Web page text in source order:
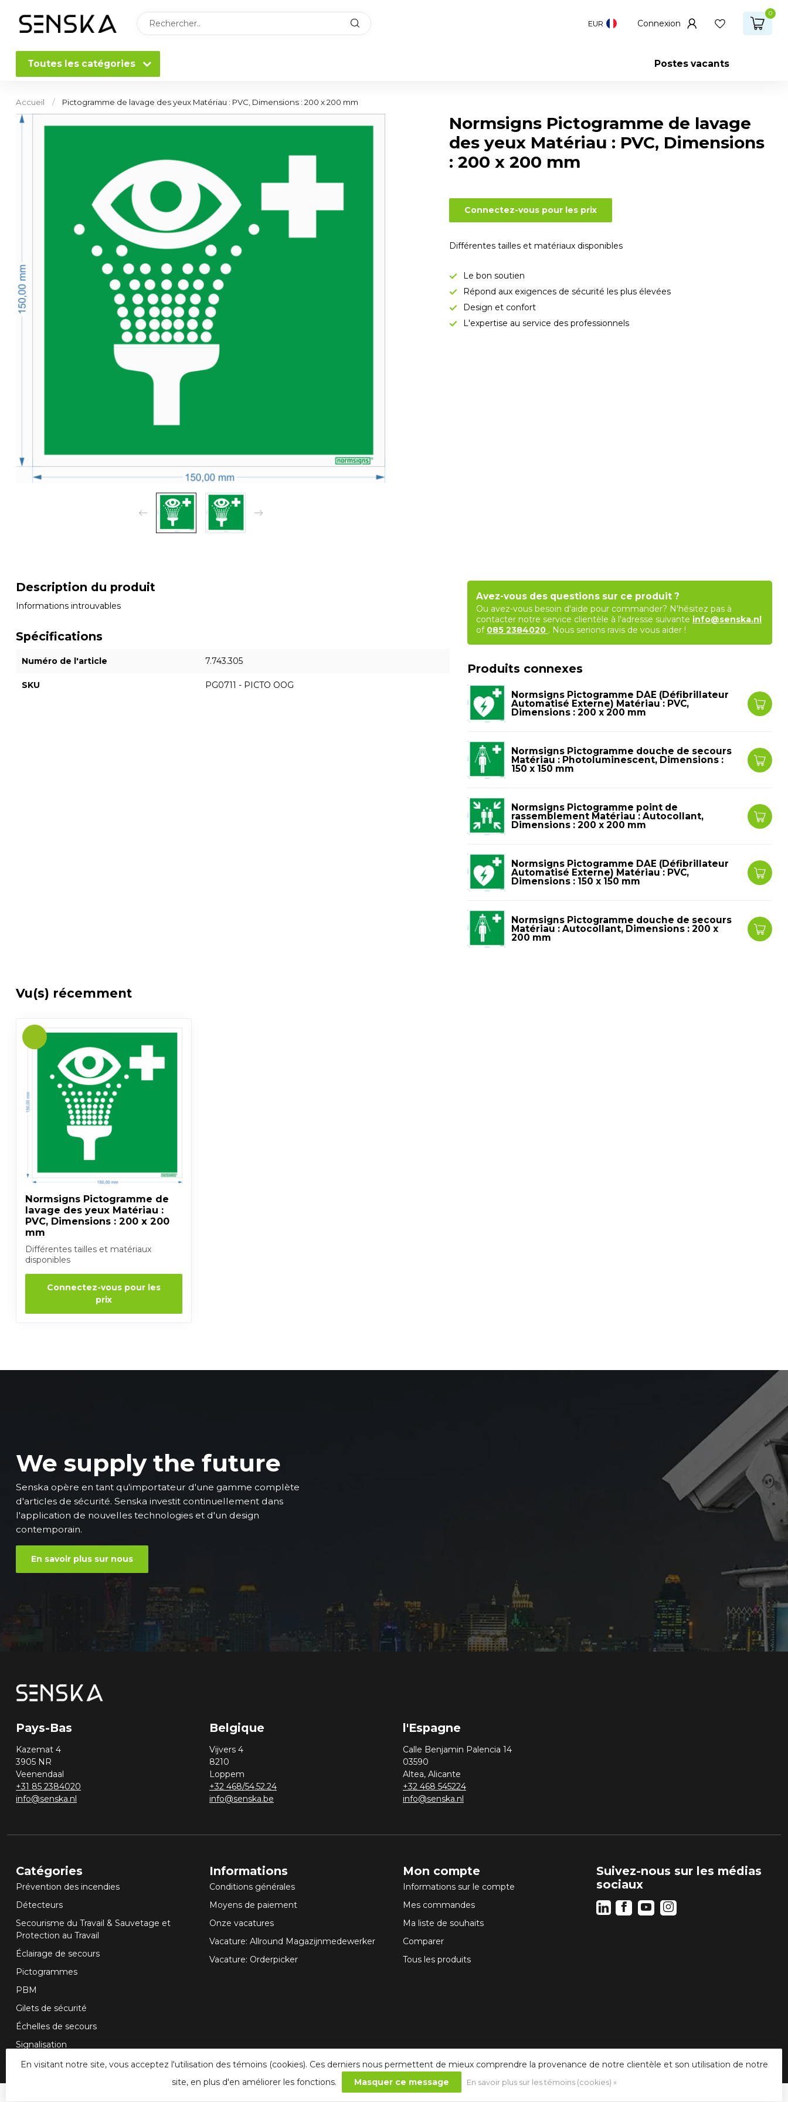
EUR Connexion
0
Toutes les catégories Postes vacants
Accueil / Pictogramme de lavage des yeux Matériau : PVC, Dimensions : 200 x 200 mm
Normsigns Pictogramme de lavage
des yeux Matériau : PVC, Dimensions
: 200 x 200 mm
Connectez-vous pour les prix
Différentes tailles et matériaux disponibles
Le bon soutien
Répond aux exigences de sécurité les plus élevées
Design et confort
L'expertise au service des professionnels
Description du produit
Informations introuvables
Spécifications
Numéro de l'article 7.743.305
SKU PG0711 - PICTO OOG
Avez-vous des questions sur ce produit ?
Ou avez-vous besoin d'aide pour commander? N'hésitez pas à
contacter notre service clientèle à l'adresse suivante info@senska.nl
of 085 2384020 . Nous serions ravis de vous aider !
Produits connexes
Normsigns Pictogramme DAE (Défibrillateur
Automatisé Externe) Matériau : PVC,
Dimensions : 200 x 200 mm
Normsigns Pictogramme douche de secours
Matériau : Photoluminescent, Dimensions :
150 x 150 mm
Normsigns Pictogramme point de
rassemblement Matériau : Autocollant,
Dimensions : 200 x 200 mm
Normsigns Pictogramme DAE (Défibrillateur
Automatisé Externe) Matériau : PVC,
Dimensions : 150 x 150 mm
Normsigns Pictogramme douche de secours
Matériau : Autocollant, Dimensions : 200 x
200 mm
Vu(s) récemment
Normsigns Pictogramme de
lavage des yeux Matériau :
PVC, Dimensions : 200 x 200
mm
Différentes tailles et matériaux
disponibles
Connectez-vous pour les
prix
We supply the future
Senska opère en tant qu'importateur d'une gamme complète
d'articles de sécurité. Senska investit continuellement dans
l'application de nouvelles technologies et d'un design
contemporain.
En savoir plus sur nous
Pays-Bas
Kazemat 4
3905 NR
Veenendaal
+31 85 2384020
info@senska.nl
Belgique
Vijvers 4
8210
Loppem
+32 468/54.52.24
info@senska.be
l'Espagne
Calle Benjamin Palencia 14
03590
Altea, Alicante
+32 468 545224
info@senska.nl
Catégories
Prévention des incendies
Détecteurs
Secourisme du Travail & Sauvetage et
Protection au Travail
Éclairage de secours
Pictogrammes
PBM
Gilets de sécurité
Échelles de secours
Signalisation
Informations
Conditions générales
Moyens de paiement
Onze vacatures
Vacature: Allround Magazijnmedewerker
Vacature: Orderpicker
Mon compte
Informations sur le compte
Mes commandes
Ma liste de souhaits
Comparer
Tous les produits
Suivez-nous sur les médias
sociaux
© Copyright 2026 Senska
En visitant notre site, vous acceptez l'utilisation des témoins (cookies). Ces derniers nous permettent de mieux comprendre la provenance de notre clientèle et son utilisation de notre
site, en plus d'en améliorer les fonctions.
Masquer ce message En savoir plus sur les témoins (cookies) »